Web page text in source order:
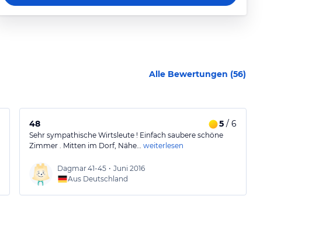
Alle Bewertungen (56)
48 5/ 6
Sehr sympathische Wirtsleute ! Einfach saubere schöne
Zimmer . Mitten im Dorf, Nähe… weiterlesen
Dagmar41-45 • Juni 2016
Aus Deutschland